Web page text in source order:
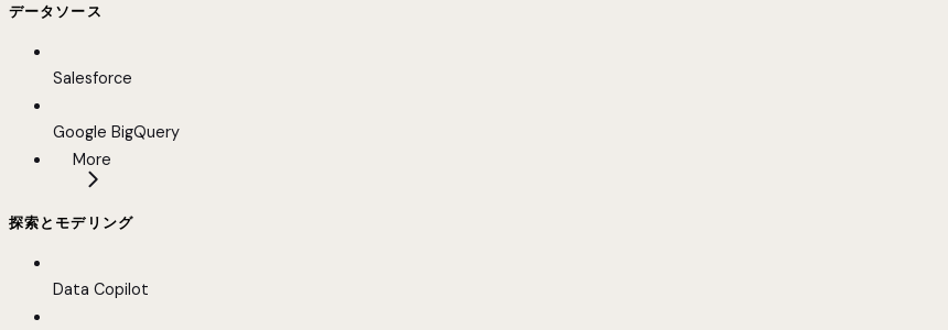
データソース
Salesforce
Google BigQuery
More
探索とモデリング
Data Copilot